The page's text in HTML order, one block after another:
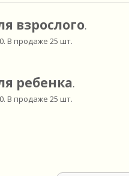
взрослого.
. В продаже 25 шт.
ребенка.
. В продаже 25 шт.